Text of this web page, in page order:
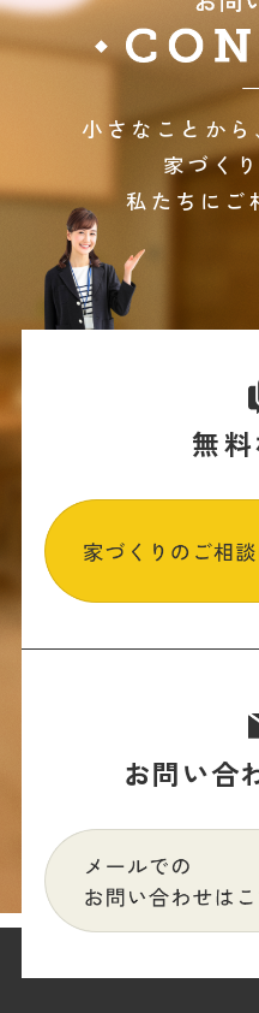
小さなことか
家づく
私たちにご
無
お問い合